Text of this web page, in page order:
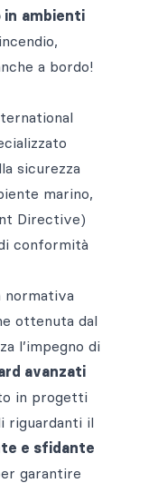
in ambienti
a bordo!
sicurezza
marino,
Directive)
conformità
normativa
ottenuta dal
l’impegno di
avanzati
in progetti
riguardanti il
e sfidante
garantire